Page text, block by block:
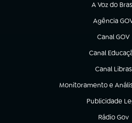
A Voz do
(abre em
Agência
(abre em
Canal GOV
(abre em
Canal
(abre em nova
Canal Libras
(abre em
Monitoramento e
(abre em nova aba)
Publicidade
(abre em nova
Rádio Gov
(abre em